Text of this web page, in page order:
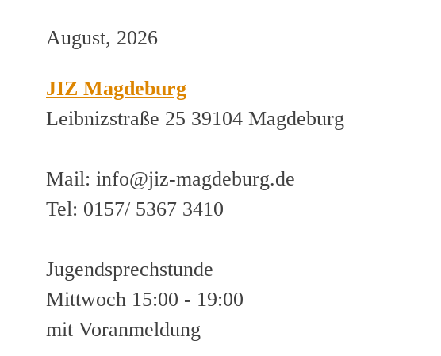
August, 2026
JIZ Magdeburg
Leibnizstraße 25 39104 Magdeburg
Mail: info@jiz-magdeburg.de
Tel: 0157/ 5367 3410
Jugendsprechstunde
Mittwoch 15:00 - 19:00
mit Voranmeldung